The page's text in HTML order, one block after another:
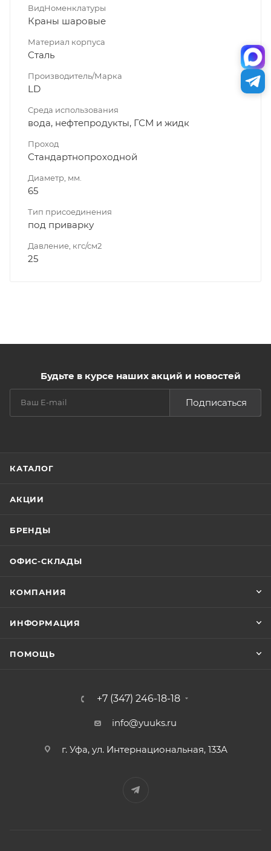
ВидНоменклатуры
Краны шаровые
Материал корпуса
Сталь
Производитель/Марка
LD
Среда использования
вода, нефтепродукты, ГСМ и жидк
Проход
Стандартнопроходной
Диаметр, мм.
65
Тип присоединения
под приварку
Давление, кгс/см2
25
Будьте в курсе наших акций и новостей
Подписаться
КАТАЛОГ
АКЦИИ
БРЕНДЫ
ОФИС-СКЛАДЫ
КОМПАНИЯ
ИНФОРМАЦИЯ
ПОМОЩЬ
+7 (347) 246-18-18
info@yuuks.ru
г. Уфа, ул. Интернациональная, 133А